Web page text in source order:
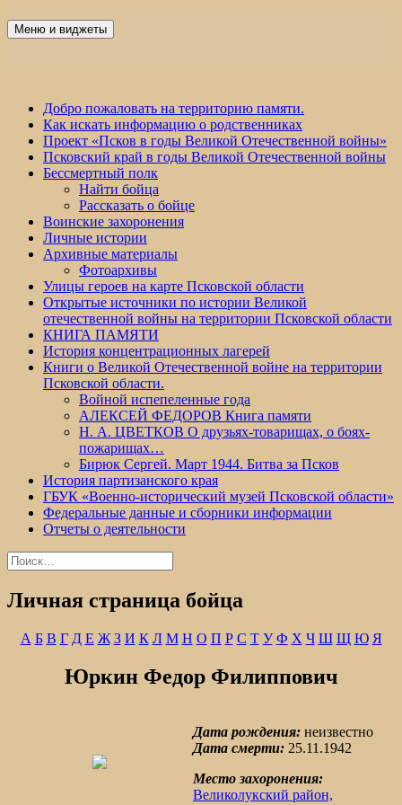
Победа 60
Меню и виджеты
Добро пожаловать на территорию памяти.
Как искать информацию о родственниках
Проект «Псков в годы Великой Отечественной войны»
Псковский край в годы Великой Отечественной войны
Бессмертный полк
Найти бойца
Рассказать о бойце
Воинские захоронения
Личные истории
Архивные материалы
Фотоархивы
Улицы героев на карте Псковской области
Открытые источники по истории Великой
отечественной войны на территории Псковской области
КНИГА ПАМЯТИ
История концентрационных лагерей
Книги о Великой Отечественной войне на территории
Псковской области.
Войной испепеленные года
АЛЕКСЕЙ ФЕДОРОВ Книга памяти
Н. А. ЦВЕТКОВ О друзьях-товарищах, о боях-
пожарищах…
Бирюк Сергей. Март 1944. Битва за Псков
История партизанского края
ГБУК «Военно-исторический музей Псковской области»
Федеральные данные и сборники информации
Отчеты о деятельности
Найти:
Личная страница бойца
А Б В Г Д Е Ж З И К Л М Н О П Р С Т У Ф Х Ч Ш Щ Ю Я
Юркин Федор Филиппович
Дата рождения: неизвестно
Дата смерти: 25.11.1942
Место захоронения:
Великолукский район,